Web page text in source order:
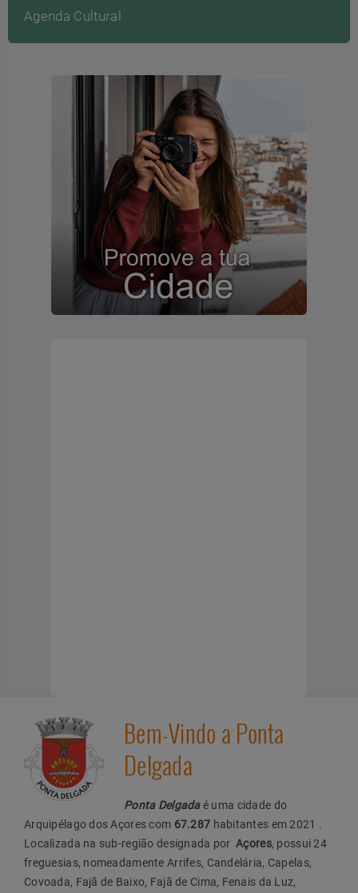
Agenda Cultural
Bem-Vindo a Ponta
Delgada
Ponta Delgadaé uma cidade do
Arquipélago dos Açores com 67.287 habitantes em 2021 .
Localizada na sub-região designada por Açores, possui 24
freguesias, nomeadamente Arrifes, Candelária, Capelas,
Covoada, Fajã de Baixo, Fajã de Cima, Fenais da Luz,